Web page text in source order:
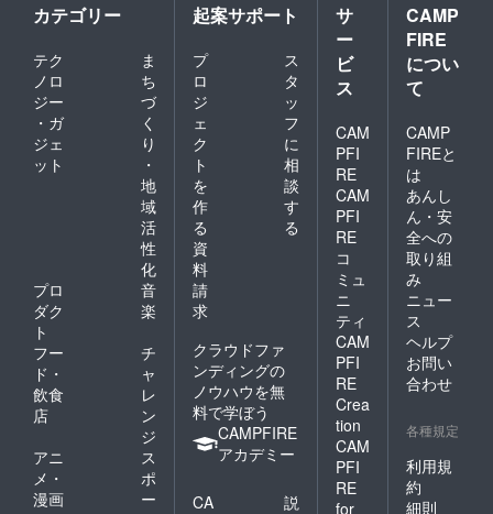
カテゴリー
テク
ノロ
ジー
・ガ
ジェ
ット
ま
ち
づ
く
り
・
地
域
活
性
化
プロ
ダク
ト
音
楽
フー
ド・
飲食
店
チ
ャ
レ
ン
ジ
アニ
メ・
漫画
ス
ポ
ー
起案サポート
プ
ロ
ジ
ェ
ク
ト
を
作
る
ス
タ
ッ
フ
に
相
談
す
る
資
料
請
求
クラウドファ
ンディングの
ノウハウを無
料で学ぼう
CAMPFIRE
アカデミー
CA
説
サ
ー
ビ
ス
CAM
PFI
RE
CAM
PFI
RE
コ
ミュ
ニ
ティ
CAM
PFI
RE
Crea
tion
CAM
PFI
RE
for
CAMP
FIRE
につい
て
CAMP
FIREと
は
あんし
ん・安
全への
取り組
み
ニュー
ス
ヘルプ
お問い
合わせ
各種規定
利用規
約
細則